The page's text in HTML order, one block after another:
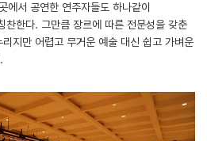
에서 공연한 연주자들도 하나같이
찬한다. 그만큼 장르에 따른 전문성을 갖춘
지만 어렵고 무거운 예술 대신 쉽고 가벼운